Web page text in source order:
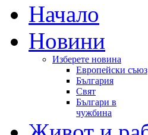
Начало
Новини
Изберете новина
Европейски съюз
България
Свят
Българи в
чужбина